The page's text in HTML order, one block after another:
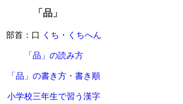
「品」
部首：口 くち・くちへん
「品」の読み方
「品」の書き方・書き順
小学校三年生で習う漢字